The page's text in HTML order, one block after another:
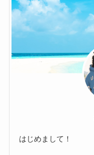
はじめまして！